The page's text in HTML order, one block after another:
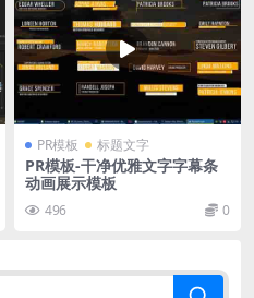
PR模板 标题文字
PR模板-干净优雅文字字幕条
动画展示模板
496 0